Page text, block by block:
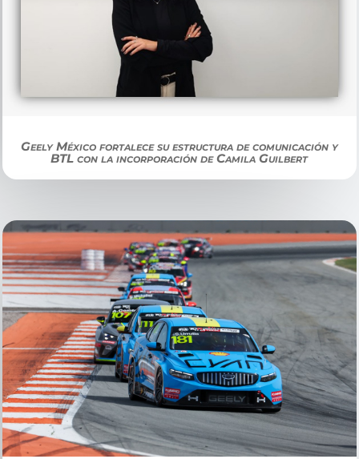
Geely México fortalece su estructura de comunicación y
BTL con la incorporación de Camila Guilbert